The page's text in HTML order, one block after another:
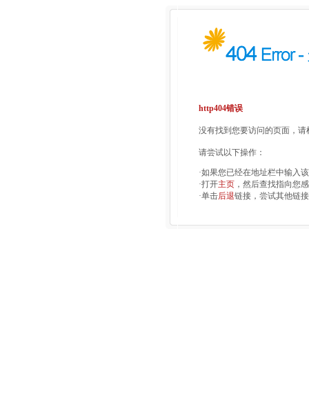
http404错误
没有找到您要访问的页面，
请尝试以下操作：
·如果您已经在地址栏中输入
·打开主页 ，然后查找指向您
·单击后退链接，尝试其他链